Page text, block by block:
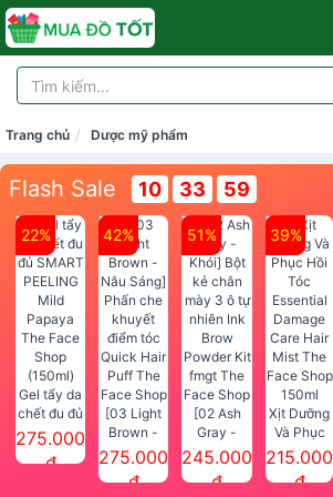
Trang chủ Dược mỹ phẩm
Flash Sale 10 33 59
22%
Gel tẩy da
chết đu đủ
SMART
PEELING
275.000
đ
42%
[03 Light
Brown -
Nâu Sáng]
Phấn che
275.000
đ
51%
[02 Ash
Gray -
Khói] Bột
kẻ chân
245.000
đ
39%
Xịt Dưỡng
Và Phục
Hồi Tóc
Essential
215.000
đ